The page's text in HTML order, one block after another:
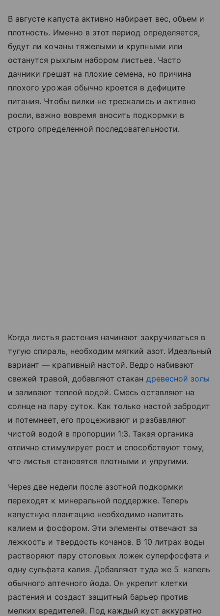
В августе капуста активно набирает вес, объем и
плотность. Именно в этот период определяется,
будут ли кочаны тяжелыми и крупными или
останутся рыхлым набором листьев. Часто
дачники грешат на плохие семена, но причина
плохого урожая обычно кроется в дефиците
питания. Чтобы вилки не трескались и активно
росли, важно вовремя вносить подкормки в
строго определенной последовательности.
Когда листья растения начинают закручиваться в
тугую спираль, необходим мягкий азот. Идеальный
вариант — крапивный настой. Ведро набивают
свежей травой, добавляют стакан древесной золы
и заливают теплой водой. Смесь оставляют на
солнце на пару суток. Как только настой забродит
и потемнеет, его процеживают и разбавляют
чистой водой в пропорции 1:3. Такая органика
отлично стимулирует рост и способствуют тому,
что листья становятся плотными и упругими.
Через две недели после азотной подкормки
переходят к минеральной поддержке. Теперь
капустную плантацию необходимо напитать
калием и фосфором. Эти элементы отвечают за
лежкость и твердость кочанов. В 10 литрах воды
растворяют пару столовых ложек суперфосфата и
одну сульфата калия. Добавляют туда же 5 капель
обычного аптечного йода. Он укрепит клетки
растения и создаст защитный барьер против
мелких вредителей. Под каждый куст аккуратно